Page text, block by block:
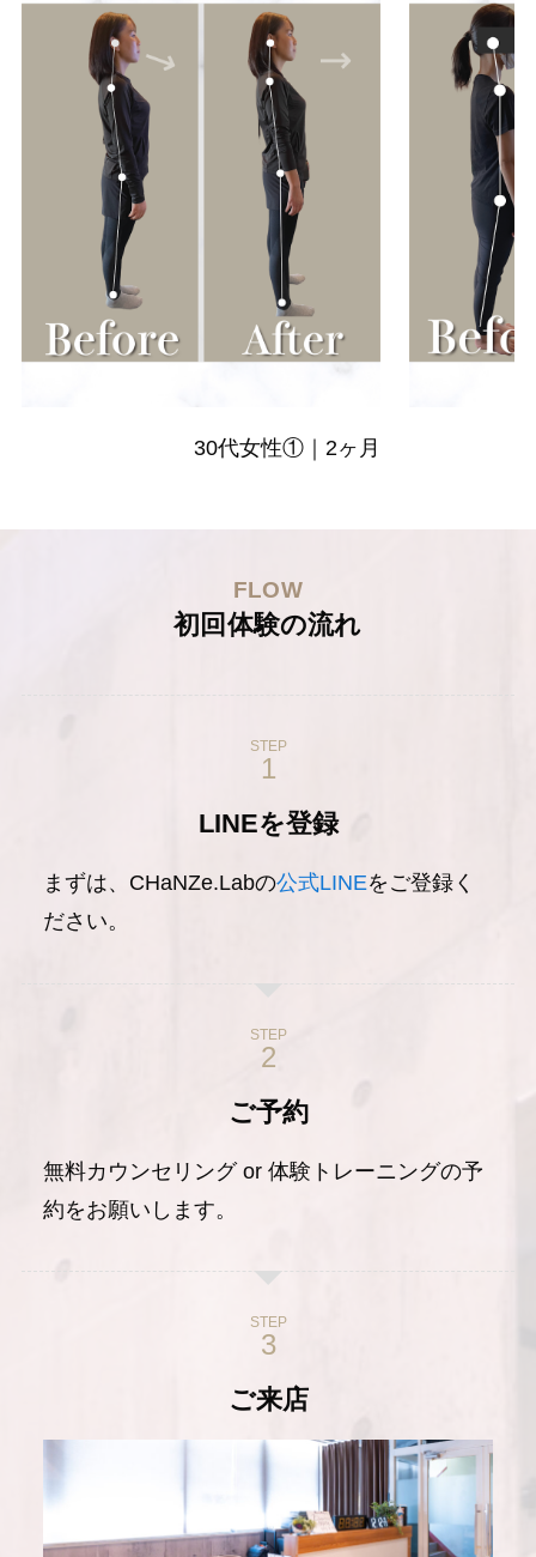
30代女性①｜2ヶ月
FLOW
初回体験の流れ
STEP
LINEを登録
まずは、CHaNZe.Labの公式LINEをご登録く
ださい。
STEP
ご予約
無料カウンセリング or 体験トレーニングの予
約をお願いします。
STEP
ご来店